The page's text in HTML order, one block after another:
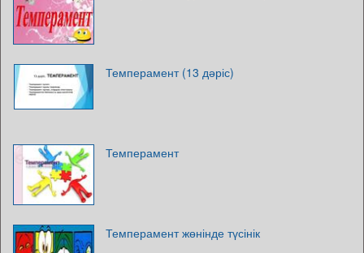
Темперамент (13 дәріс)
Темперамент
Темперамент жөнінде түсінік